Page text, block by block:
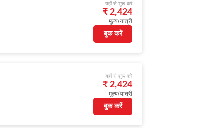
यहाँ से शुरू करें
₹ 2,424
मूल्य/यात्री
बुक करें
यहाँ से शुरू करें
₹ 2,424
मूल्य/यात्री
बुक करें